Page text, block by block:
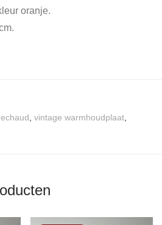
oranje.
vintage warmhoudplaat